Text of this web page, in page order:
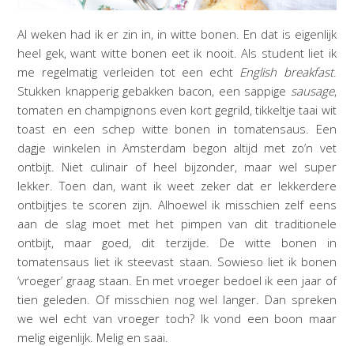
Al weken had ik er zin in, in witte bonen. En dat is eigenlijk
heel gek, want witte bonen eet ik nooit. Als student liet ik
me regelmatig verleiden tot een echt English breakfast.
Stukken knapperig gebakken bacon, een sappige sausage,
tomaten en champignons even kort gegrild, tikkeltje taai wit
toast en een schep witte bonen in tomatensaus. Een
dagje winkelen in Amsterdam begon altijd met zo’n vet
ontbijt. Niet culinair of heel bijzonder, maar wel super
lekker. Toen dan, want ik weet zeker dat er lekkerdere
ontbijtjes te scoren zijn. Alhoewel ik misschien zelf eens
aan de slag moet met het pimpen van dit traditionele
ontbijt, maar goed, dit terzijde. De witte bonen in
tomatensaus liet ik steevast staan. Sowieso liet ik bonen
‘vroeger’ graag staan. En met vroeger bedoel ik een jaar of
tien geleden. Of misschien nog wel langer. Dan spreken
we wel echt van vroeger toch? Ik vond een boon maar
melig eigenlijk. Melig en saai.